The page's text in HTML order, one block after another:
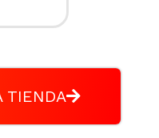
TIENDA